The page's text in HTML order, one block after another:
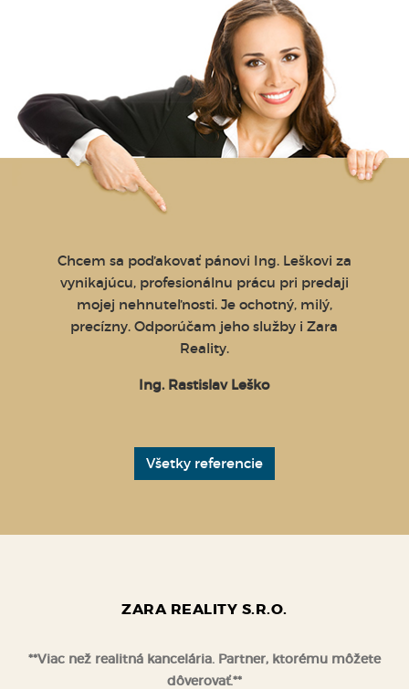
Chcem sa poďakovať pánovi Ing. Leškovi za
vynikajúcu, profesionálnu prácu pri predaji
mojej nehnuteľnosti. Je ochotný, milý,
precízny. Odporúčam jeho služby i Zara
Reality.
Ing. Rastislav Leško
Všetky referencie
ZARA REALITY S.R.O.
**Viac než realitná kancelária. Partner, ktorému môžete
dôverovať.**